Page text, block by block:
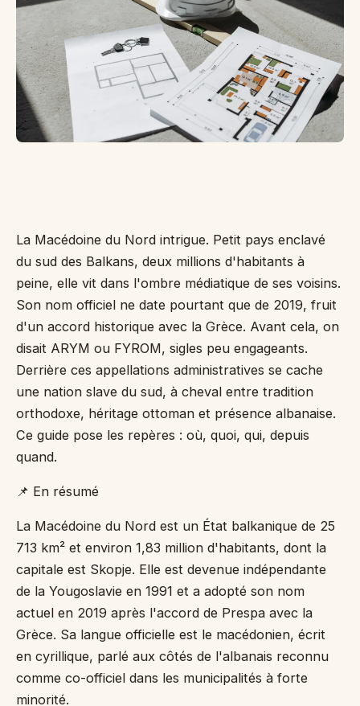
La Macédoine du Nord intrigue. Petit pays enclavé
du sud des Balkans, deux millions d'habitants à
peine, elle vit dans l'ombre médiatique de ses voisins.
Son nom officiel ne date pourtant que de 2019, fruit
d'un accord historique avec la Grèce. Avant cela, on
disait ARYM ou FYROM, sigles peu engageants.
Derrière ces appellations administratives se cache
une nation slave du sud, à cheval entre tradition
orthodoxe, héritage ottoman et présence albanaise.
Ce guide pose les repères : où, quoi, qui, depuis
quand.
📌 En résumé
La Macédoine du Nord est un État balkanique de 25
713 km² et environ 1,83 million d'habitants, dont la
capitale est Skopje. Elle est devenue indépendante
de la Yougoslavie en 1991 et a adopté son nom
actuel en 2019 après l'accord de Prespa avec la
Grèce. Sa langue officielle est le macédonien, écrit
en cyrillique, parlé aux côtés de l'albanais reconnu
comme co-officiel dans les municipalités à forte
minorité.